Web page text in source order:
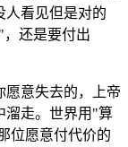
人看见但是对的
还是要付出
愿意失去的，上帝
溜走。世界用"算
位愿意付代价的